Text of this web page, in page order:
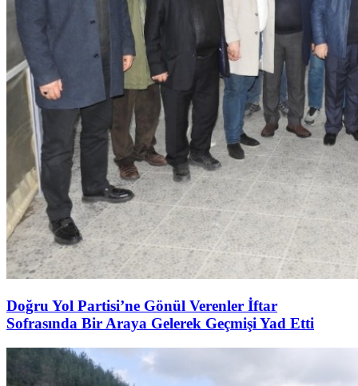
Doğru Yol Partisi’ne Gönül Verenler İftar
Sofrasında Bir Araya Gelerek Geçmişi Yad Etti